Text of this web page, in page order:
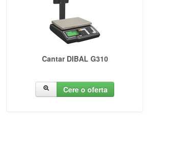
Cantar DIBAL G310
Cere o oferta